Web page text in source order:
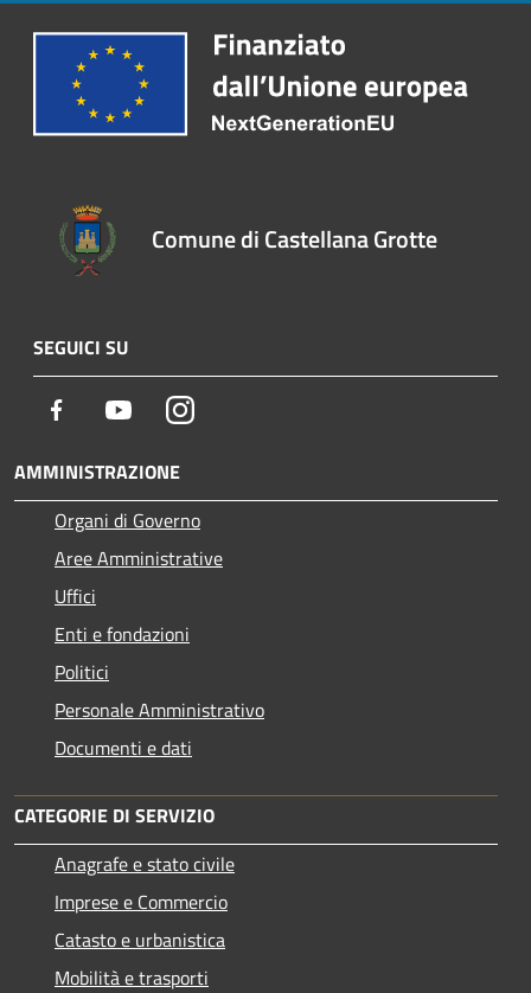
Comune di Castellana Grotte
SEGUICI SU
Facebook YoutubeInstagram
AMMINISTRAZIONE
Organi di Governo
Aree Amministrative
Uffici
Enti e fondazioni
Politici
Personale Amministrativo
Documenti e dati
CATEGORIE DI SERVIZIO
Anagrafe e stato civile
Imprese e Commercio
Catasto e urbanistica
Mobilità e trasporti